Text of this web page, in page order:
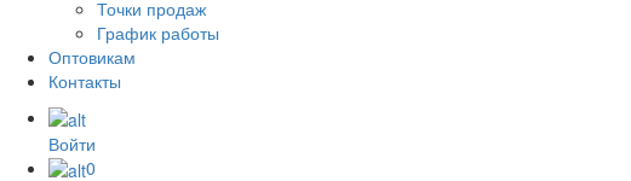
Точки продаж
График работы
Оптовикам
Контакты
Войти
0